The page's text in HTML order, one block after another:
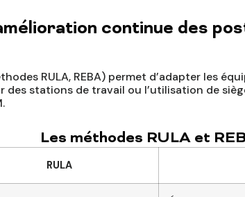
continue des
RULA, REBA) permet d’adapter les
stations de travail ou l’utilisation de
Les méthodes RULA et
RULA